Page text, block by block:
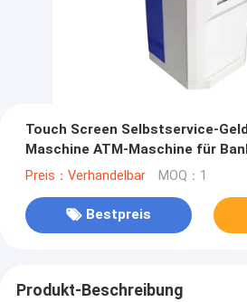
Touch Screen Selbstservice-
Maschine ATM-Maschine für
Preis：Verhandelbar MOQ：1
Bestpreis
Produkt-Beschreibung